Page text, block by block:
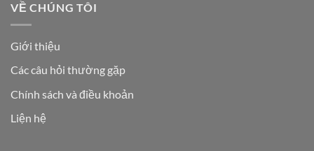
VỀ CHÚNG TÔI
Giới thiệu
Các câu hỏi thường gặp
Chính sách và điều khoản
Liện hệ